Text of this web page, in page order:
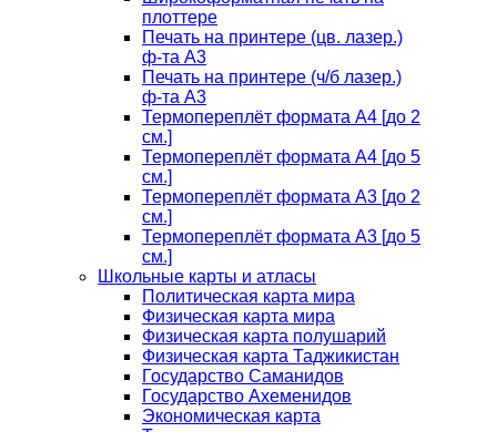
плоттере
Печать на принтере (цв. лазер.)
ф-та А3
Печать на принтере (ч/б лазер.)
ф-та А3
Термопереплёт формата А4 [до 2
см.]
Термопереплёт формата А4 [до 5
см.]
Термопереплёт формата А3 [до 2
см.]
Термопереплёт формата А3 [до 5
см.]
Школьные карты и атласы
Политическая карта мира
Физическая карта мира
Физическая карта полушарий
Физическая карта Таджикистан
Государство Саманидов
Государство Ахеменидов
Экономическая карта